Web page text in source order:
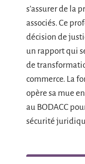
s’assurer de la
associés. Ce
décision de
un rapport qui
de
commerce. La
opère sa mue
au BODACC
sécurité